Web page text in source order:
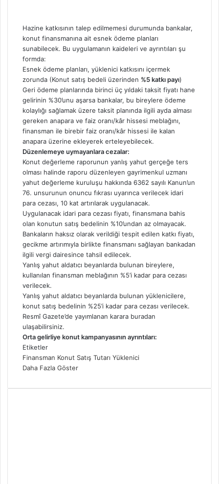
Hazine katkısının talep edilmemesi durumunda bankalar,
konut finansmanına ait esnek ödeme planları
sunabilecek. Bu uygulamanın kaideleri ve ayrıntıları şu
formda:
Esnek ödeme planları, yüklenici katkısını içermek
zorunda (Konut satış bedeli üzerinden %5 katkı payı)
Geri ödeme planlarında birinci üç yıldaki taksit fiyatı hane
gelirinin %30’unu aşarsa bankalar, bu bireylere ödeme
kolaylığı sağlamak üzere taksit planında ilgili ayda alması
gereken anapara ve faiz oranı/kâr hissesi meblağını,
finansman ile birebir faiz oranı/kâr hissesi ile kalan
anapara üzerine ekleyerek erteleyebilecek.
Düzenlemeye uymayanlara cezalar:
Konut değerleme raporunun yanlış yahut gerçeğe ters
olması halinde raporu düzenleyen gayrimenkul uzmanı
yahut değerleme kuruluşu hakkında 6362 sayılı Kanun’un
76. unsurunun onuncu fıkrası uyarınca verilecek idari
para cezası, 10 kat artırılarak uygulanacak.
Uygulanacak idari para cezası fiyatı, finansmana bahis
olan konutun satış bedelinin %10’undan az olmayacak.
Bankaların haksız olarak verildiği tespit edilen katkı fiyatı,
gecikme artırımıyla birlikte finansmanı sağlayan bankadan
ilgili vergi dairesince tahsil edilecek.
Yanlış yahut aldatıcı beyanlarda bulunan bireylere,
kullanılan finansman meblağının %5’i kadar para cezası
verilecek.
Yanlış yahut aldatıcı beyanlarda bulunan yüklenicilere,
konut satış bedelinin %25’i kadar para cezası verilecek.
Resmî Gazete’de yayımlanan karara buradan
ulaşabilirsiniz.
Orta gelirliye konut kampanyasının ayrıntıları:
Etiketler
Finansman Konut Satış Tutarı Yüklenici
Daha Fazla Göster